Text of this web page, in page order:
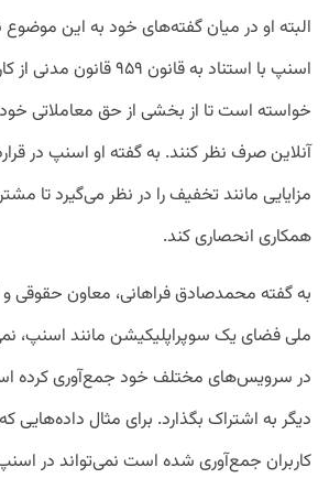
البته او در میان گفته‌های خود به این موضوع
اسنپ با استناد به قانون ۹۵۹
خواسته است تا از بخشی از حق معاملاتی
آنلاین صرف نظر کنند. به گفته او اسنپ در
مزایایی مانند تخفیف را در نظر می‌گیرد تا
همکاری انحصاری کند. ‌
به گفته محمدصادق فراهانی، معاون حقوقی
ملی فضای یک سوپراپلیکیشن مانند اسنپ،
در سرویس‌های مختلف خود جمع‌آوری کرده
دیگر به اشتراک بگذارد. برای مثال داده‌هایی
کاربران جمع‌آوری شده است نمی‌تواند در